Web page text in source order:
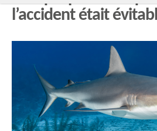
l’accident était